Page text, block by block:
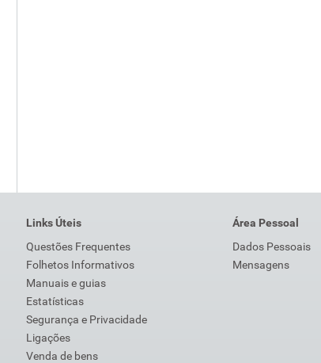
Links Úteis
Questões Frequentes
Folhetos Informativos
Manuais e guias
Estatísticas
Segurança e Privacidade
Ligações
Venda de bens
Área Pessoal
Dados Pessoais
Mensagens